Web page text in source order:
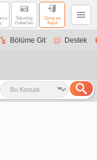
Teknoloji
Haberleri
Giriş ve
Kayıt
Bölüme Git Destek